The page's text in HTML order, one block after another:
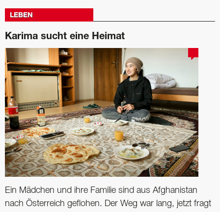
LEBEN
Karima sucht eine Heimat
Ein Mädchen und ihre Familie sind aus Afghanistan
nach ­Österreich geflohen. Der Weg war lang, jetzt fragt